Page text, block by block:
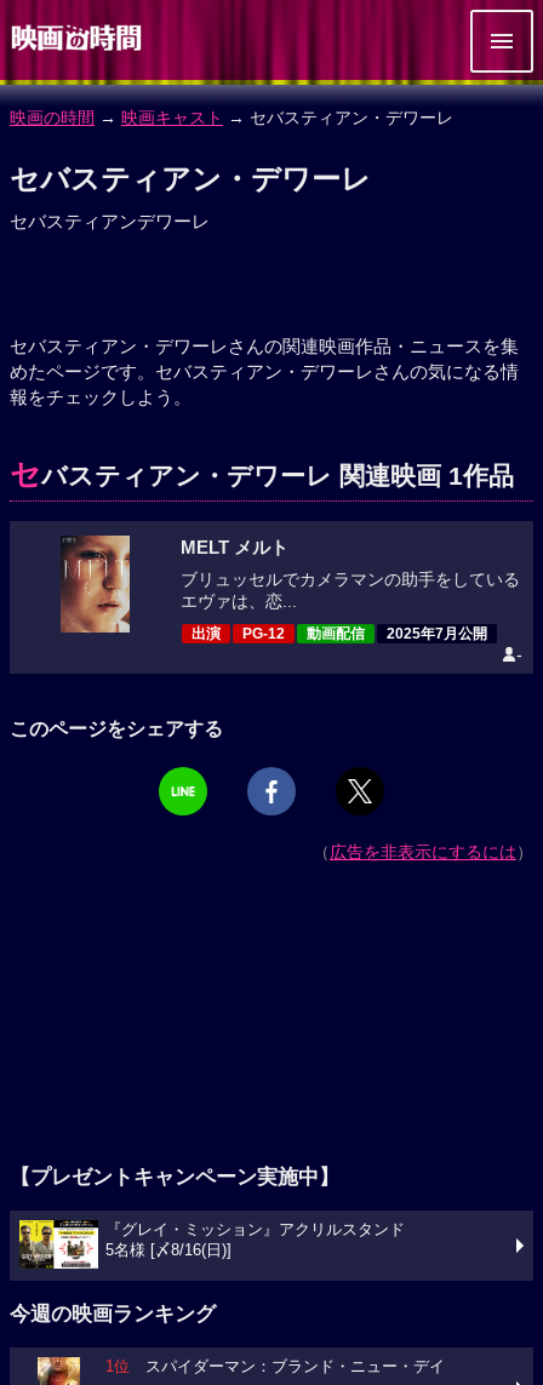
映画の時間 → 映画キャスト → セバスティアン・デワーレ
セバスティアン・デワーレ
セバスティアンデワーレ
セバスティアン・デワーレさんの関連映画作品・ニュースを集
めたページです。セバスティアン・デワーレさんの気になる情
報をチェックしよう。
セバスティアン・デワーレ 関連映画 1作品
MELT メルト
ブリュッセルでカメラマンの助手をしている
エヴァは、恋...
出演 PG-12 動画配信 2025年7月公開
-
このページをシェアする
（広告を非表示にするには）
【プレゼントキャンペーン実施中】
『グレイ・ミッション』アクリルスタンド
5名様 [〆8/16(日)]
今週の映画ランキング
1位 スパイダーマン：ブランド・ニュー・デイ